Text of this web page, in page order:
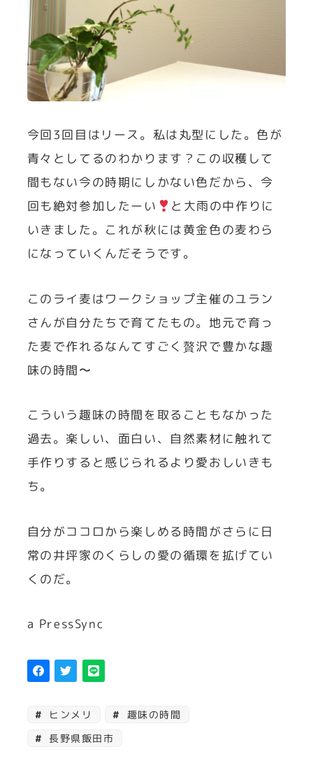
今回3回目はリース。私は丸型にした。色が
青々としてるのわかります？この収穫して
間もない今の時期にしかない色だから、今
回も絶対参加したーい
と大雨の中作りに
いきました。これが秋には黄金色の麦わら
になっていくんだそうです。
このライ麦はワークショップ主催のユラン
さんが自分たちで育てたもの。地元で育っ
た麦で作れるなんてすごく贅沢で豊かな趣
味の時間〜
こういう趣味の時間を取ることもなかった
過去。楽しい、面白い、自然素材に触れて
手作りすると感じられるより愛おしいきも
ち。
自分がココロから楽しめる時間がさらに日
常の井坪家のくらしの愛の循環を拡げてい
くのだ。
a PressSync
ヒンメリ
趣味の時間
長野県飯田市